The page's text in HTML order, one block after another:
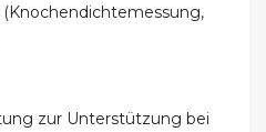
zur Unterstützung bei